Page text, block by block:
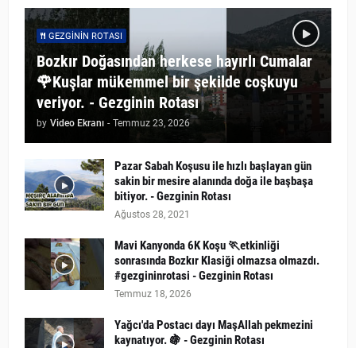
GEZGININ ROTASI
Bozkır Doğasından herkese hayırlı Cumalar
🌹Kuşlar mükemmel bir şekilde coşkuyu
veriyor. - Gezginin Rotası
by Video Ekranı - Temmuz 23, 2026
Pazar Sabah Koşusu ile hızlı başlayan gün
sakin bir mesire alanında doğa ile başbaşa
bitiyor. - Gezginin Rotası
Ağustos 28, 2021
Mavi Kanyonda 6K Koşu 🏃etkinliği
sonrasında Bozkır Klasiği olmazsa olmazdı.
#gezgininrotasi - Gezginin Rotası
Temmuz 18, 2026
Yağcı'da Postacı dayı MaşAllah pekmezini
kaynatıyor. 🍇 - Gezginin Rotası